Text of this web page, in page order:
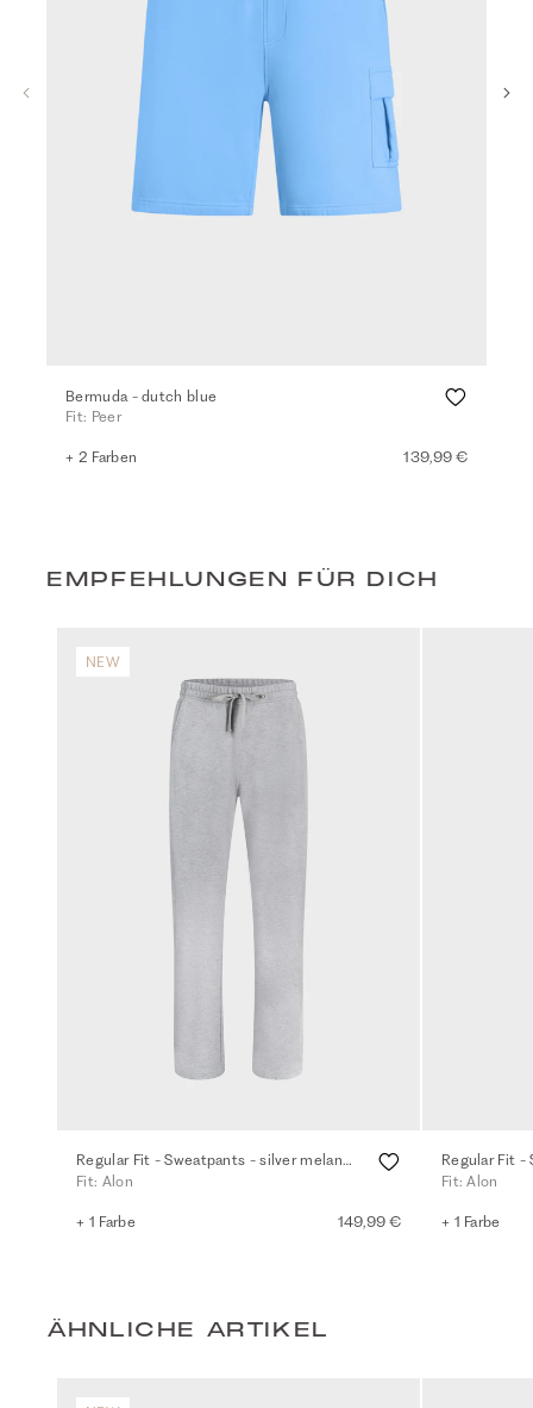
Bermuda - dutch blue
Fit: Peer
+ 2 Farben 139,99 €
EMPFEHLUNGEN FÜR DICH
NEW
Regular Fit - Sweatpants - silver melange
Fit: Alon
+ 1 Farbe 149,99 €
Regular Fit -
Fit: Alon
+ 1 Farbe
ÄHNLICHE ARTIKEL